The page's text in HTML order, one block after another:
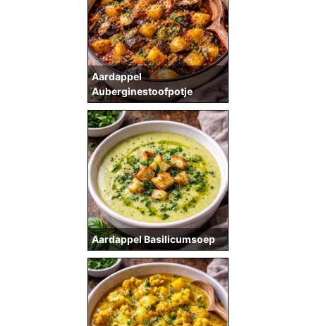
Aardappel
Auberginestoofpotje
Aardappel Basilicumsoep